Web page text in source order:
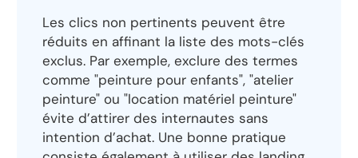
Les clics non pertinents peuvent être
réduits en affinant la liste des mots-clés
exclus. Par exemple, exclure des termes
comme "peinture pour enfants", "atelier
peinture" ou "location matériel peinture"
évite d’attirer des internautes sans
intention d’achat. Une bonne pratique